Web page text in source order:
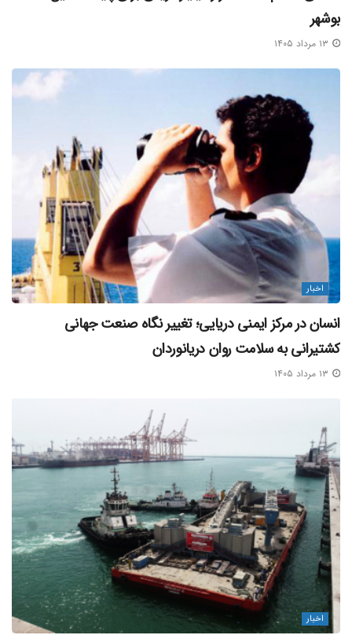
بوشهر
اخبار
انسان در مرکز ایمنی دریایی؛ تغییر نگاه صنعت جهانی
کشتیرانی به سلامت روان دریانوردان
اخبار